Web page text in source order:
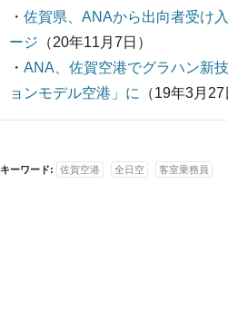
・ 佐賀県、ANAから出向者受け
ージ （20年11月7日）
・ ANA、佐賀空港でグラハン新
ョンモデル空港」に
（19年3月27
キーワード: 佐賀空港 全日空 客室乗務員